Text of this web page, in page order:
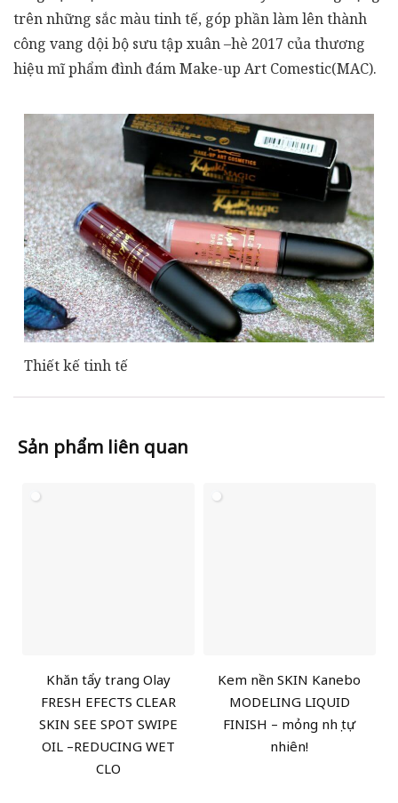
trên những sắc màu tinh tế, góp phần làm lên thành
công vang dội bộ sưu tập xuân –hè 2017 của thương
hiệu mĩ phẩm đình đám Make-up Art Comestic(MAC).
Thiết kế tinh tế
Sản phẩm liên quan
Khăn tẩy trang Olay
FRESH EFECTS CLEAR
SKIN SEE SPOT SWIPE
OIL –REDUCING WET
CLO
Kem nền SKIN Kanebo
MODELING LIQUID
FINISH – mỏng nhẹ tự
nhiên!